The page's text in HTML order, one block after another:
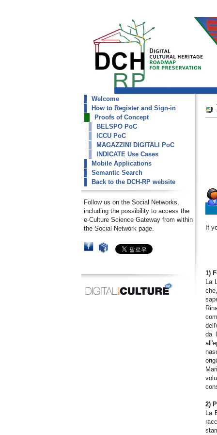
dch-rp
ICCU Collections
Welcome
How to Register and Sign-in
Proofs of Concept
BELSPO PoC
ICCU PoC
MAGAZZINI DIGITALI PoC
INDICATE Use Cases
Mobile Applications
Semantic Search
Back to the DCH-RP website
Follow us on the Social Networks,
including the possibility to access the
e-Culture Science Gateway from within
the Social Network page.
If
1)
La
da
2)
La